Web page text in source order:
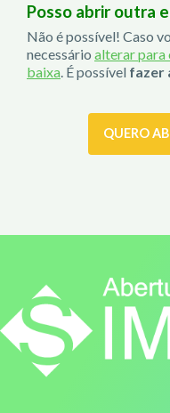
Posso abrir outra
Não é possível! Caso
necessário alterar para
baixa. É possível fazer
QUERO